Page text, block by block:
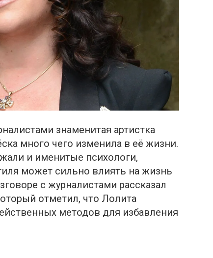
знаменитая артистка
много чего изменила в её жизни.
и именитые пcихологи,
может сильно влиять на жизнь
с журналистами рассказал
отметил, что Лолита
методов для избавлeния